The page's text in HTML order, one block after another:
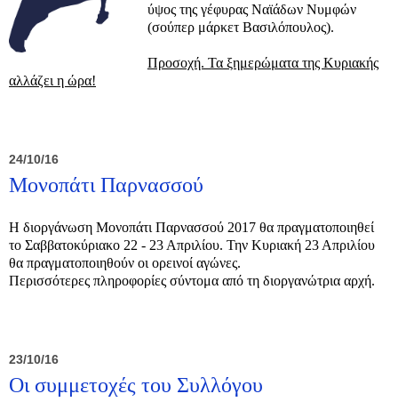
ύψος της γέφυρας Ναϊάδων Νυμφών
(σούπερ μάρκετ Βασιλόπουλος).
Προσοχή. Τα ξημερώματα της Κυριακής
αλλάζει η ώρα!
24/10/16
Μονοπάτι Παρνασσού
Η διοργάνωση Μονοπάτι Παρνασσού 2017 θα πραγματοποιηθεί
το Σαββατοκύριακο 22 - 23 Απριλίου. Την Κυριακή 23 Απριλίου
θα πραγματοποιηθούν οι ορεινοί αγώνες.
Περισσότερες πληροφορίες σύντομα από τη διοργανώτρια αρχή.
23/10/16
Οι συμμετοχές του Συλλόγου